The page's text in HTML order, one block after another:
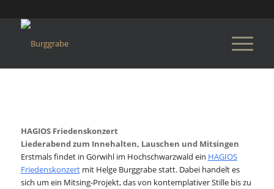
HAGIOS Friedenskonzert
Liederabend zum Innehalten, Lauschen und Mitsingen
Erstmals findet in Görwihl im Hochschwarzwald ein HAGIOS
Friedenskonzertmit Helge Burggrabe statt. Dabei handelt es
sich um ein Mitsing-Projekt, das von kontemplativer Stille bis zu